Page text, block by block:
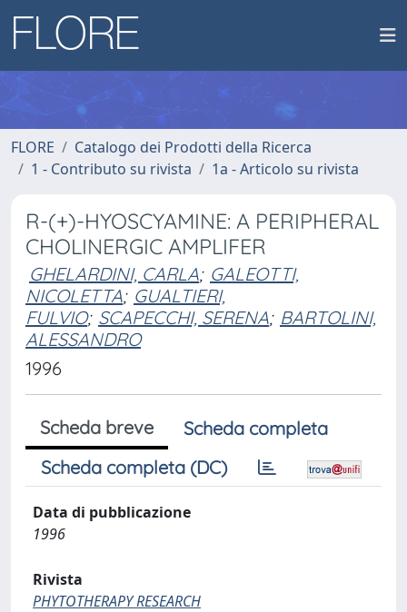
FLORE
Catalogo dei Prodotti della Ricerca
1 - Contributo su rivista
1a - Articolo su rivista
R-(+)-HYOSCYAMINE: A PERIPHERAL
CHOLINERGIC AMPLIFER
GHELARDINI, CARLA; GALEOTTI,
NICOLETTA; GUALTIERI,
FULVIO; SCAPECCHI, SERENA; BARTOLINI,
ALESSANDRO
1996
Scheda breve
Scheda completa
Scheda completa (DC)
Data di pubblicazione
1996
Rivista
PHYTOTHERAPY RESEARCH